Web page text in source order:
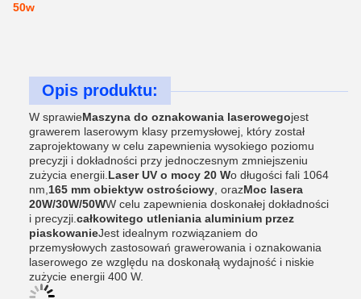
50w
Opis produktu:
W sprawieMaszyna do oznakowania laserowegojest
grawerem laserowym klasy przemysłowej, który został
zaprojektowany w celu zapewnienia wysokiego poziomu
precyzji i dokładności przy jednoczesnym zmniejszeniu
zużycia energii. Laser UV o mocy 20 Wo długości fali 1064
nm, 165 mm obiektyw ostrościowy , orazMoc lasera
20W/30W/50WW celu zapewnienia doskonałej dokładności
i precyzji. całkowitego utleniania aluminium przez
piaskowanieJest idealnym rozwiązaniem do
przemysłowych zastosowań grawerowania i oznakowania
laserowego ze względu na doskonałą wydajność i niskie
zużycie energii 400 W.